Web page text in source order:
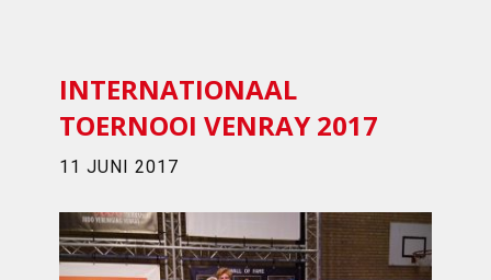
INTERNATIONAAL
TOERNOOI VENRAY 2017
11 JUNI 2017